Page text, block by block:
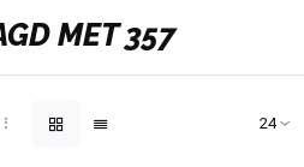
MET 357